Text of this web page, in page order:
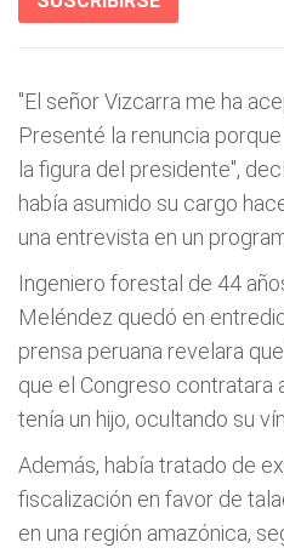
"El señor Vizcarra me ha
Presenté la renuncia
la figura del presidente",
había asumido su cargo
una entrevista en un
Ingeniero forestal de 44
Meléndez quedó en
prensa peruana revelara
que el Congreso contratara
tenía un hijo, ocultando su
Además, había tratado de
fiscalización en favor de
en una región amazónica,